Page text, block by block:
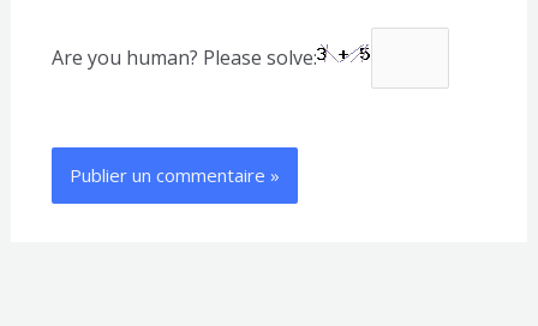
Are you human? Please solve: